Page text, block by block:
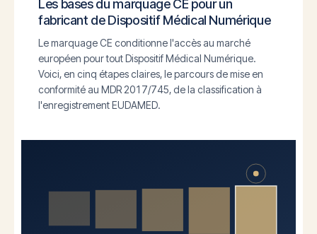
Les bases du marquage CE pour un
fabricant de Dispositif Médical Numérique
Le marquage CE conditionne l'accès au marché
européen pour tout Dispositif Médical Numérique.
Voici, en cinq étapes claires, le parcours de mise en
conformité au MDR 2017/745, de la classification à
l'enregistrement EUDAMED.